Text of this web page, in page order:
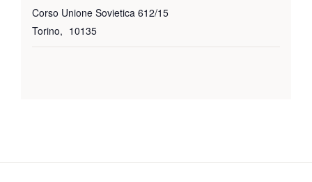
Corso Unione Sovietica 612/15
Torino, 10135